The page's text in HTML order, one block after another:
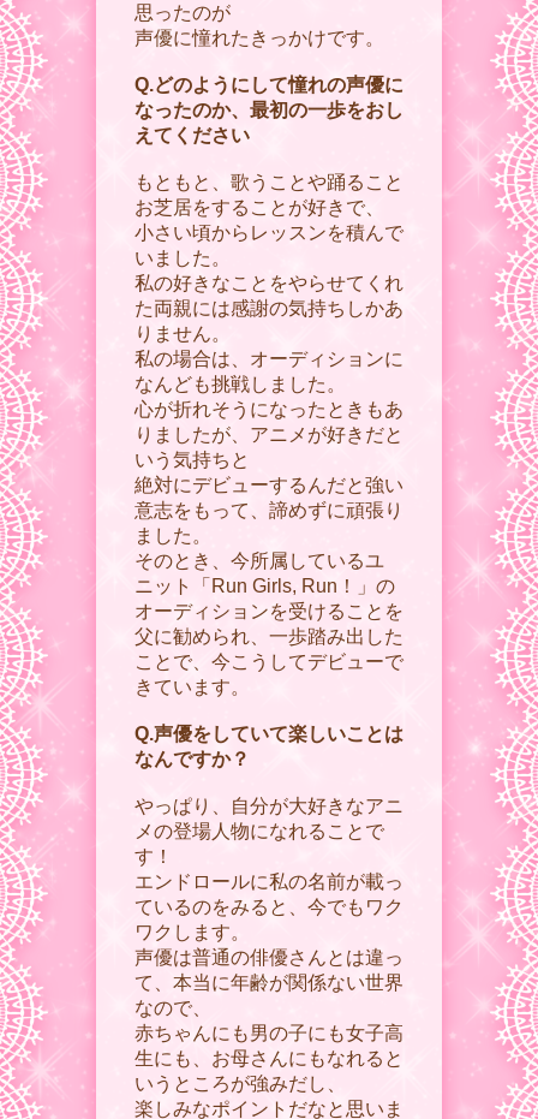
思ったのが
声優に憧れたきっかけです。
Q.どのようにして憧れの声優に
なったのか、最初の一歩をおし
えてください
もともと、歌うことや踊ること
お芝居をすることが好きで、
小さい頃からレッスンを積んで
いました。
私の好きなことをやらせてくれ
た両親には感謝の気持ちしかあ
りません。
私の場合は、オーディションに
なんども挑戦しました。
心が折れそうになったときもあ
りましたが、アニメが好きだと
いう気持ちと
絶対にデビューするんだと強い
意志をもって、諦めずに頑張り
ました。
そのとき、今所属しているユ
ニット「Run Girls, Run！」の
オーディションを受けることを
父に勧められ、一歩踏み出した
ことで、今こうしてデビューで
きています。
Q.声優をしていて楽しいことは
なんですか？
やっぱり、自分が大好きなアニ
メの登場人物になれることで
す！
エンドロールに私の名前が載っ
ているのをみると、今でもワク
ワクします。
声優は普通の俳優さんとは違っ
て、本当に年齢が関係ない世界
なので、
赤ちゃんにも男の子にも女子高
生にも、お母さんにもなれると
いうところが強みだし、
楽しみなポイントだなと思いま